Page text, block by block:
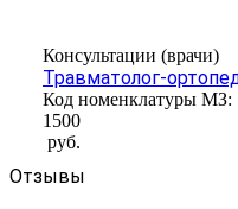
Консультации (врачи)
Травматолог-
Код номенклатуры МЗ:
1500
руб.
Отзывы